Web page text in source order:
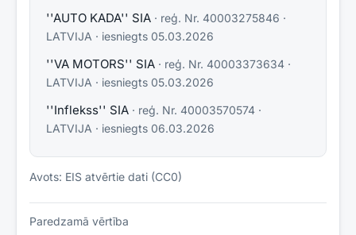
''AUTO KADA'' SIA · reģ. Nr. 40003275846 ·
LATVIJA · iesniegts 05.03.2026
''VA MOTORS'' SIA · reģ. Nr. 40003373634 ·
LATVIJA · iesniegts 05.03.2026
''Inflekss'' SIA · reģ. Nr. 40003570574 ·
LATVIJA · iesniegts 06.03.2026
Avots: EIS atvērtie dati (CC0)
Paredzamā vērtība